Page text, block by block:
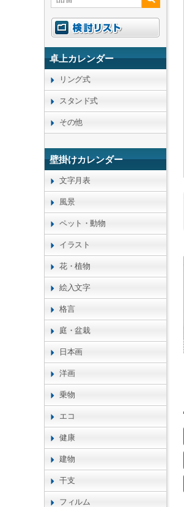
卓上カレンダー
リング式
スタンド式
その他
壁掛けカレンダー
文字月表
風景
ペット・動物
イラスト
花・植物
絵入文字
格言
庭・盆栽
日本画
洋画
乗物
エコ
健康
建物
干支
フィルム